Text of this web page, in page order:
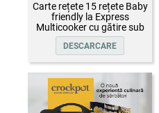
Carte rețete 15 rețete Baby
friendly la Express
Multicooker cu gătire sub
presiune Crock-Pot
DESCARCARE